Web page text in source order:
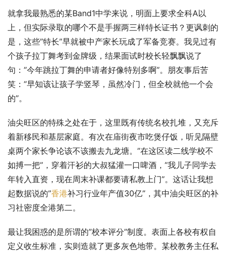
就拿我最熟悉的某Band1中学来说，明面上要求全科A以
上，但实际录取的哪个不是手握两三样特长证书？更讽刺的
是，这些”特长”早就被中产家长玩成了军备竞赛。我见过有
个孩子拉丁舞考到金牌级，结果面试时校长轻飘飘说了
句：”今年跳拉丁舞的申请者好像特别多啊”。朋友事后苦
笑：”早知该让孩子学竖琴，虽然冷门，但全校就他一个会
的”。
油尖旺区的特殊之处在于，这里既有传统名校扎堆，又充斥
着新移民和基层家庭。有次在庙街夜市吃煲仔饭，听见隔壁
桌两个家长争论该不该搬去九龙塘。”在这区读二线学校不
如搏一把”，穿着汗衫的大叔猛灌一口啤酒，”我儿子同学去
年转入直资，现在周末补课都要请私教上门”。这话让我想
起数据说的”香港补习行业年产值30亿”，其中油尖旺区的补
习社密度全港第二。
最让我困惑的是所谓的”校本评分”制度。表面上各校有权自
定义收生标准，实则造就了更多灰色地带。某校教务主任私